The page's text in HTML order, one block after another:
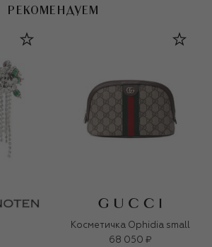
РЕКОМЕНДУЕМ
Косметичка Ophidia small
68 050 ₽